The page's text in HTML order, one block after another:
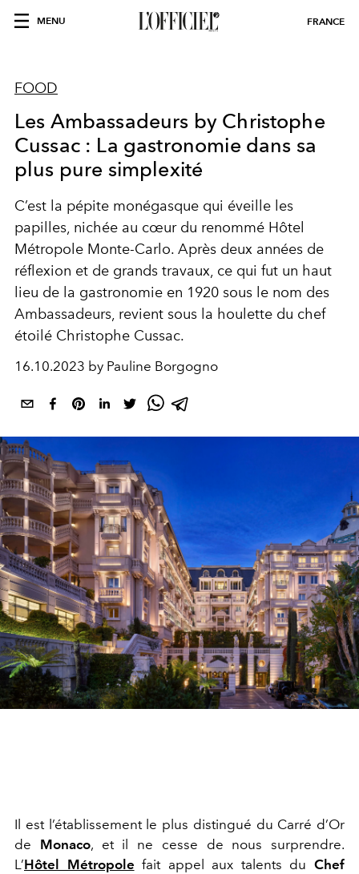
MENU FRANCE
FOOD
Les Ambassadeurs by Christophe
Cussac : La gastronomie dans sa
plus pure simplexité
C’est la pépite monégasque qui éveille les
papilles, nichée au cœur du renommé Hôtel
Métropole Monte-Carlo. Après deux années de
réflexion et de grands travaux, ce qui fut un haut
lieu de la gastronomie en 1920 sous le nom des
Ambassadeurs, revient sous la houlette du chef
étoilé Christophe Cussac.
16.10.2023 by Pauline Borgogno
Il est l’établissement le plus distingué du Carré d’Or
de Monaco, et il ne cesse de nous surprendre.
L’Hôtel Métropole fait appel aux talents duChef